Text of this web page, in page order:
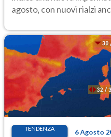
agosto, con nuovi rialzi
TENDENZA 6 Agosto